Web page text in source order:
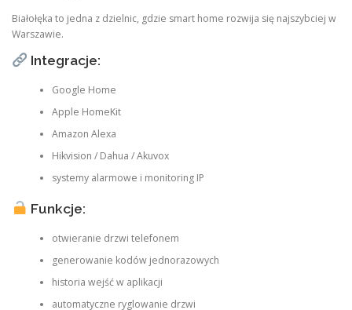
Białołęka to jedna z dzielnic, gdzie smart home rozwija się najszybciej w
Warszawie.
Integracje:
Google Home
Apple HomeKit
Amazon Alexa
Hikvision / Dahua / Akuvox
systemy alarmowe i monitoring IP
Funkcje:
otwieranie drzwi telefonem
generowanie kodów jednorazowych
historia wejść w aplikacji
automatyczne ryglowanie drzwi